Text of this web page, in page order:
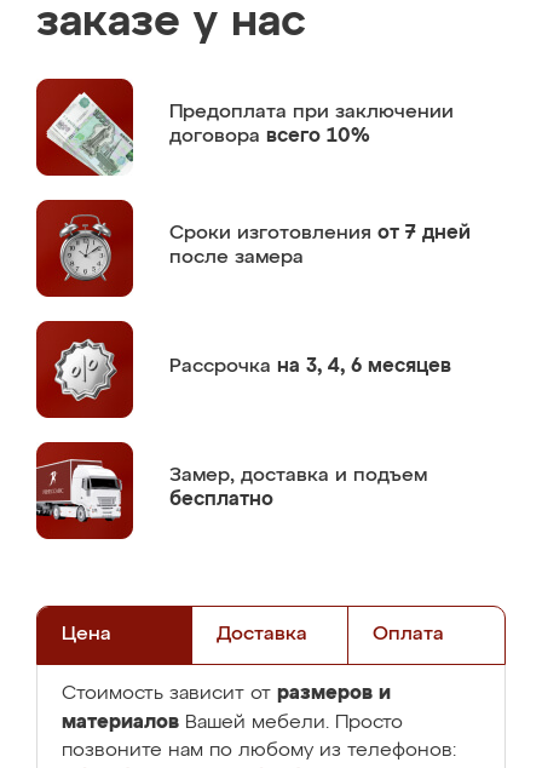
заказе у нас
Предоплата при заключении
договора всего 10%
Сроки изготовления от 7 дней
после замера
Рассрочка на 3, 4, 6 месяцев
Замер, доставка и подъем
бесплатно
Цена Доставка Оплата
Стоимость зависит от размеров и
материалов Вашей мебели. Просто
позвоните нам по любому из телефонов: